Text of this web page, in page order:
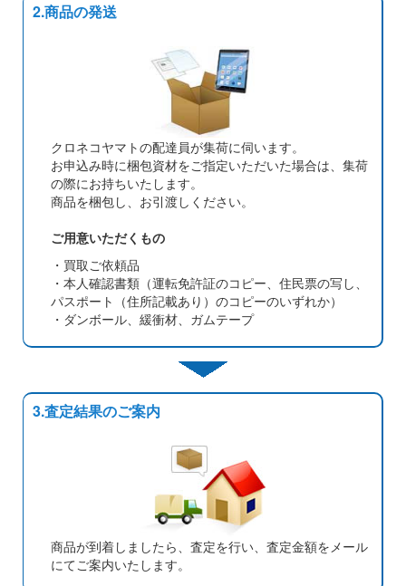
2.商品の発送
クロネコヤマトの配達員が集荷に伺います。
お申込み時に梱包資材をご指定いただいた場合は、集荷
の際にお持ちいたします。
商品を梱包し、お引渡しください。
ご用意いただくもの
・買取ご依頼品
・本人確認書類（運転免許証のコピー、住民票の写し、
パスポート（住所記載あり）のコピーのいずれか）
・ダンボール、緩衝材、ガムテープ
3.査定結果のご案内
商品が到着しましたら、査定を行い、査定金額をメール
にてご案内いたします。